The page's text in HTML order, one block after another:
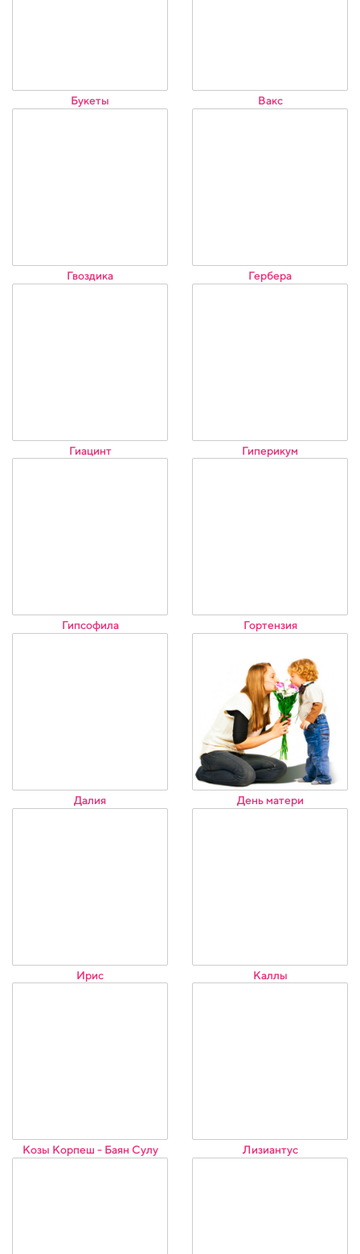
Букеты Вакс
Гвоздика Гербера
Гиацинт Гиперикум
Гипсофила Гортензия
Далия День матери
Ирис Каллы
Козы Корпеш - Баян Сулу Лизиантус